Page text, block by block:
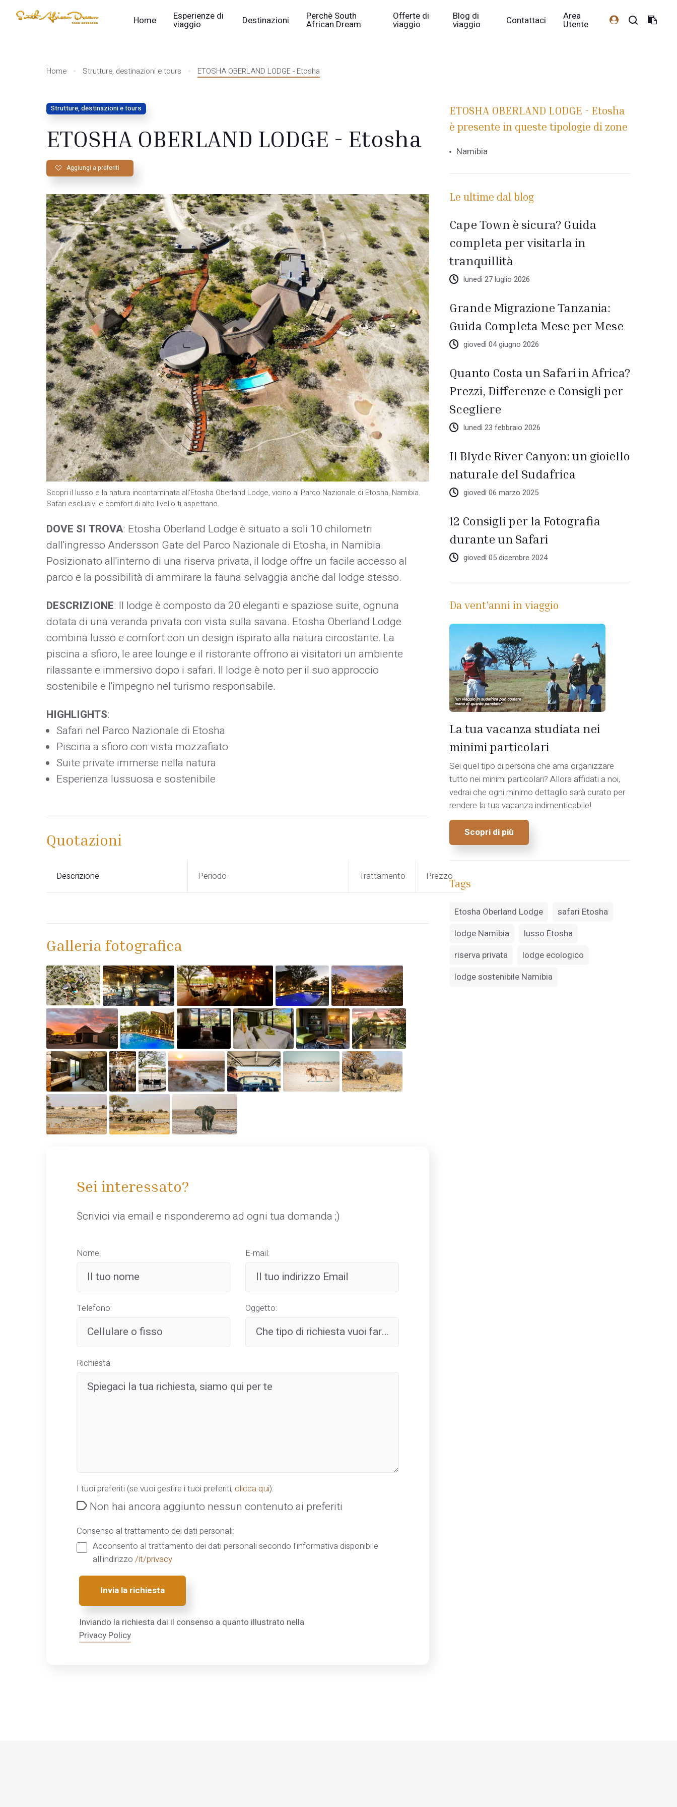
Home Esperienze di
viaggio Destinazioni Perchè South
African Dream
Offerte di
viaggio
Blog di
viaggio Contattaci Area
Utente
Home Strutture, destinazioni e tours ETOSHA OBERLAND LODGE - Etosha
Strutture, destinazioni e tours
ETOSHA OBERLAND LODGE - Etosha
Aggiungi a preferiti
Scopri il lusso e la natura incontaminata all'Etosha Oberland Lodge, vicino al Parco Nazionale di Etosha, Namibia.
Safari esclusivi e comfort di alto livello ti aspettano.
DOVE SI TROVA: Etosha Oberland Lodge è situato a soli 10 chilometri
dall'ingresso Andersson Gate del Parco Nazionale di Etosha, in Namibia.
Posizionato all'interno di una riserva privata, il lodge offre un facile accesso al
parco e la possibilità di ammirare la fauna selvaggia anche dal lodge stesso.
DESCRIZIONE: Il lodge è composto da 20 eleganti e spaziose suite, ognuna
dotata di una veranda privata con vista sulla savana. Etosha Oberland Lodge
combina lusso e comfort con un design ispirato alla natura circostante. La
piscina a sfioro, le aree lounge e il ristorante offrono ai visitatori un ambiente
rilassante e immersivo dopo i safari. Il lodge è noto per il suo approccio
sostenibile e l'impegno nel turismo responsabile.
HIGHLIGHTS:
Safari nel Parco Nazionale di Etosha
Piscina a sfioro con vista mozzafiato
Suite private immerse nella natura
Esperienza lussuosa e sostenibile
Quotazioni
Descrizione Periodo Trattamento Prezzo
Galleria fotografica
Sei interessato?
Scrivici via email e risponderemo ad ogni tua domanda ;)
Nome: E-mail:
Telefono: Oggetto:
Richiesta:
I tuoi preferiti (se vuoi gestire i tuoi preferiti, clicca qui):
Non hai ancora aggiunto nessun contenuto ai preferiti
Consenso al trattamento dei dati personali:
Acconsento al trattamento dei dati personali secondo l'informativa disponibile
all'indirizzo /it/privacy
Invia la richiesta
Inviando la richiesta dai il consenso a quanto illustrato nella
Privacy Policy
ETOSHA OBERLAND LODGE - Etosha
è presente in queste tipologie di zone
Namibia
Le ultime dal blog
Cape Town è sicura? Guida
completa per visitarla in
tranquillità
lunedì 27 luglio 2026
Grande Migrazione Tanzania:
Guida Completa Mese per Mese
giovedì 04 giugno 2026
Quanto Costa un Safari in Africa?
Prezzi, Differenze e Consigli per
Scegliere
lunedì 23 febbraio 2026
Il Blyde River Canyon: un gioiello
naturale del Sudafrica
giovedì 06 marzo 2025
12 Consigli per la Fotografia
durante un Safari
giovedì 05 dicembre 2024
Da vent'anni in viaggio
La tua vacanza studiata nei
minimi particolari
Sei quel tipo di persona che ama organizzare
tutto nei minimi particolari? Allora affidati a noi,
vedrai che ogni minimo dettaglio sarà curato per
rendere la tua vacanza indimenticabile!
Scopri di più
Tags
Etosha Oberland Lodge
safari Etosha
lodge Namibia
lusso Etosha
riserva privata
lodge ecologico
lodge sostenibile Namibia